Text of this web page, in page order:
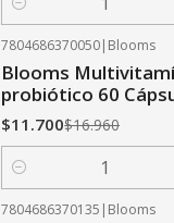
Cantidad
7804686370050| Blooms
Blooms
probiótico 60
$11.700$16.960
Cantidad
7804686370135 | Blooms